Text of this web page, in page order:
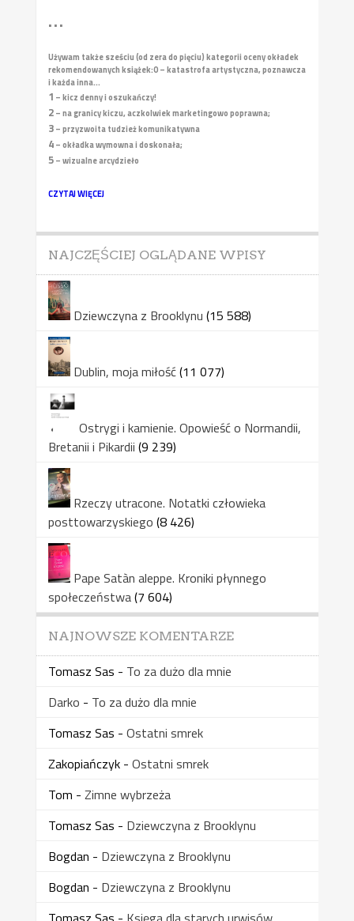
• • •
Używam także sześciu (od zera do pięciu) kategorii oceny okładek
rekomendowanych książek:0 – katastrofa artystyczna, poznawcza
i każda inna...
1 – kicz denny i oszukańczy!
2– na granicy kiczu, aczkolwiek marketingowo poprawna;
3– przyzwoita tudzież komunikatywna
4– okładka wymowna i doskonała;
5– wizualne arcydzieło
CZYTAJ WIĘCEJ
NAJCZĘŚCIEJ OGLĄDANE WPISY
Dziewczyna z Brooklynu (15 588)
Dublin, moja miłość(11 077)
Ostrygi i kamienie. Opowieść o Normandii,
Bretanii i Pikardii (9 239)
Rzeczy utracone. Notatki człowieka
posttowarzyskiego (8 426)
Pape Satàn aleppe. Kroniki płynnego
społeczeństwa(7 604)
NAJNOWSZE KOMENTARZE
Tomasz Sas - To za dużo dla mnie
Darko - To za dużo dla mnie
Tomasz Sas - Ostatni smrek
Zakopiańczyk- Ostatni smrek
Tom - Zimne wybrzeża
Tomasz Sas - Dziewczyna z Brooklynu
Bogdan - Dziewczyna z Brooklynu
Bogdan - Dziewczyna z Brooklynu